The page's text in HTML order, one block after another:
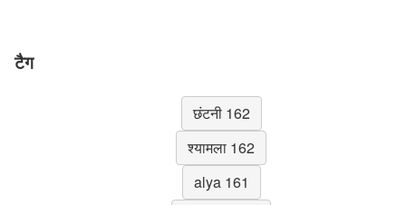
टैग
छंटनी 162
श्यामला 162
alya 161